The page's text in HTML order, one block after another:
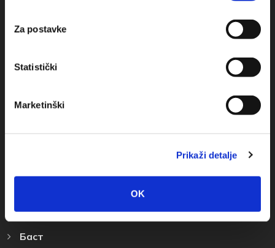
Za postavke
Statistički
Marketinški
Prikaži detalje
OK
Крвавица
Баст